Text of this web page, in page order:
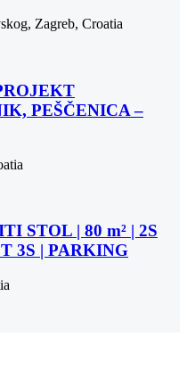
Zagreb, Croatia
PEŠČENICA –
STOL | 80 m² | 2S
3S | PARKING